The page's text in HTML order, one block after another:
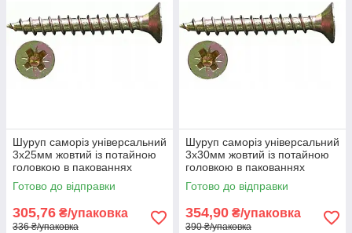
Шуруп саморіз універсальний
3х25мм жовтий із потайною
головкою в пакованнях
UC3025 паковання 1000 штук
Готово до відправки
305,76 ₴/упаковка
336 ₴/упаковка
Шуруп саморіз універсальний
3х30мм жовтий із потайною
головкою в пакованнях
UC3030 паковання 1000 штук
Готово до відправки
354,90 ₴/упаковка
390 ₴/упаковка